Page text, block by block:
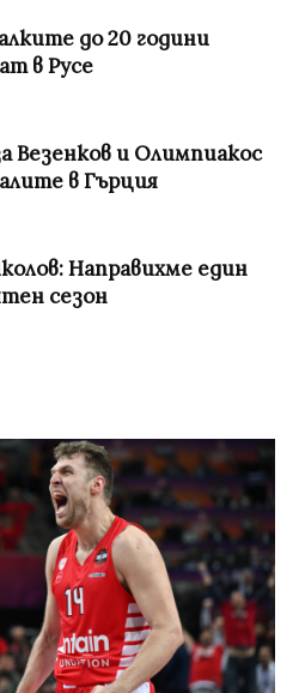
до 20 години
в Русе
Везенков и Олимпиакос
в Гърция
Направихме един
сезон